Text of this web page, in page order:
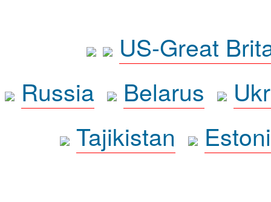
US-Great
Russia
Belarus
Tajikistan